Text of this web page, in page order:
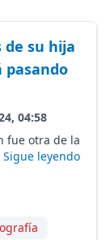
de su hija
pasando
04:58
fue otra de la
Sigue leyendo